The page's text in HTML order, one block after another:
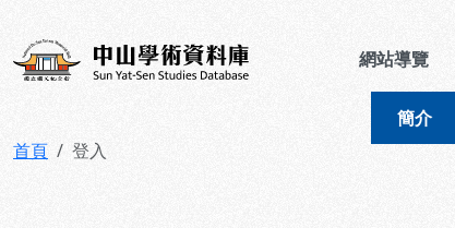
中山學術資料庫 網站導覽
簡介
首頁 登入